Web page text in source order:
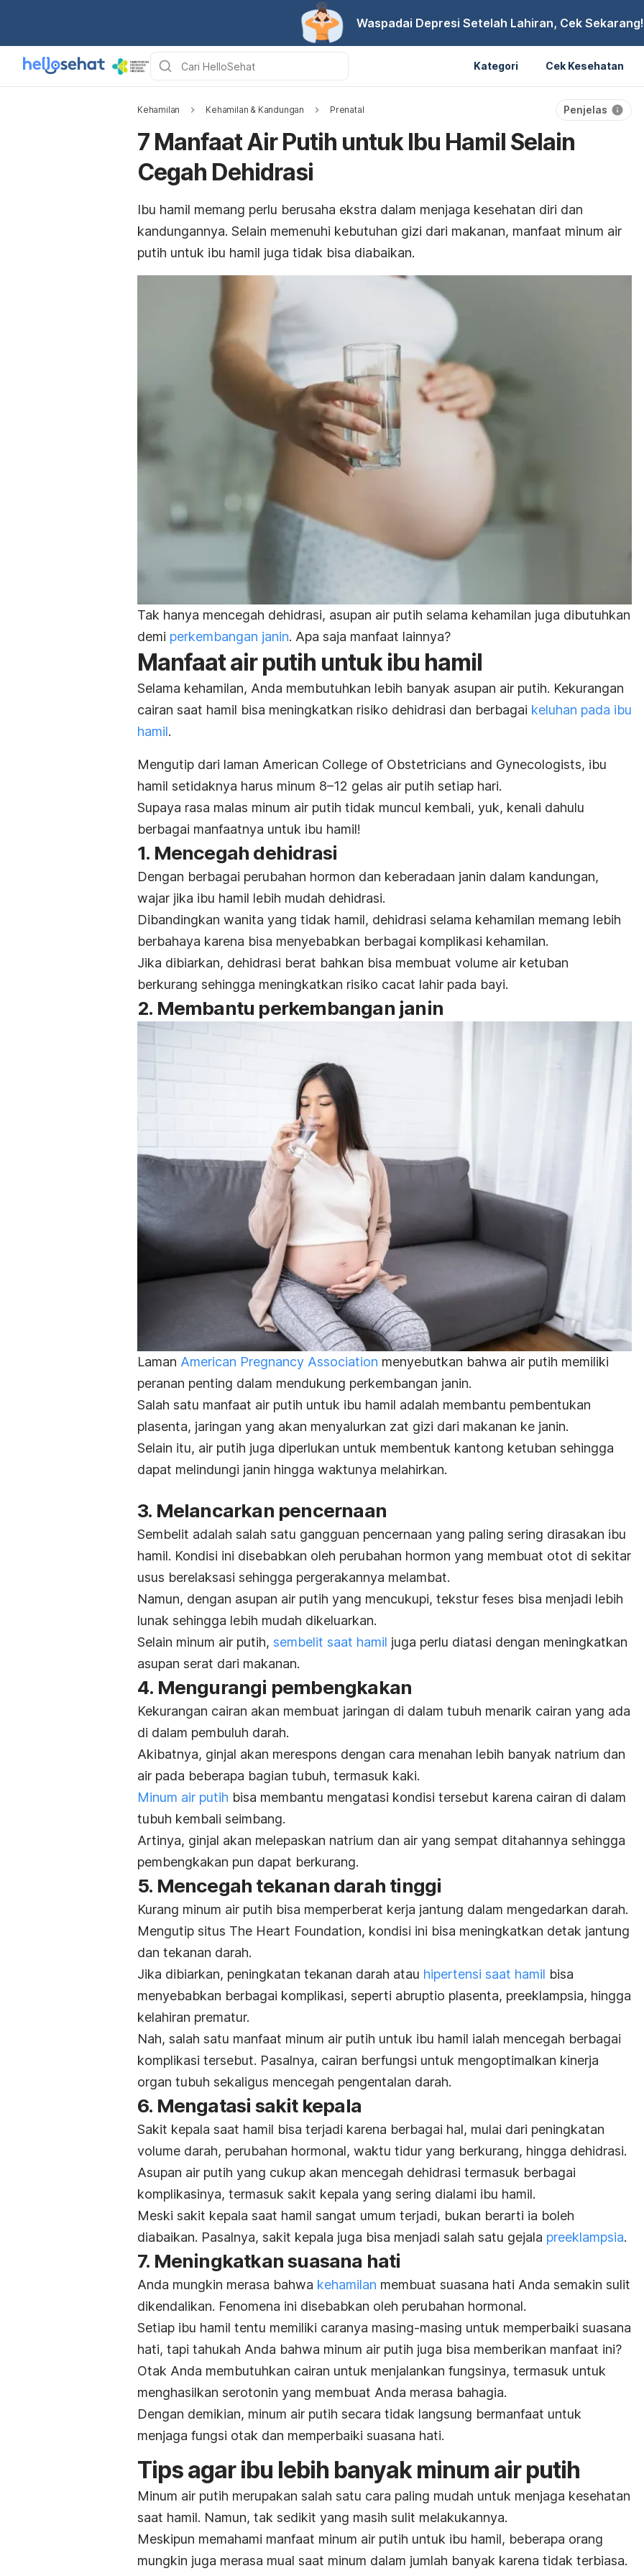
Waspadai Depresi Setelah Lahiran, Cek Sekarang!
Kategori Cek Kesehatan
Kehamilan Kehamilan & Kandungan Prenatal Penjelas
7 Manfaat Air Putih untuk Ibu Hamil Selain
Cegah Dehidrasi
Ibu hamil memang perlu berusaha ekstra dalam menjaga kesehatan diri dan
kandungannya. Selain memenuhi kebutuhan gizi dari makanan, manfaat minum air
putih untuk ibu hamil juga tidak bisa diabaikan.
Tak hanya mencegah dehidrasi, asupan air putih selama kehamilan juga dibutuhkan
demi perkembangan janin. Apa saja manfaat lainnya?
Manfaat air putih untuk ibu hamil
Selama kehamilan, Anda membutuhkan lebih banyak asupan air putih. Kekurangan
cairan saat hamil bisa meningkatkan risiko dehidrasi dan berbagai keluhan pada ibu
hamil.
Mengutip dari laman American College of Obstetricians and Gynecologists, ibu
hamil setidaknya harus minum 8–12 gelas air putih setiap hari.
Supaya rasa malas minum air putih tidak muncul kembali, yuk, kenali dahulu
berbagai manfaatnya untuk ibu hamil!
1. Mencegah dehidrasi
Dengan berbagai perubahan hormon dan keberadaan janin dalam kandungan,
wajar jika ibu hamil lebih mudah dehidrasi.
Dibandingkan wanita yang tidak hamil, dehidrasi selama kehamilan memang lebih
berbahaya karena bisa menyebabkan berbagai komplikasi kehamilan.
Jika dibiarkan, dehidrasi berat bahkan bisa membuat volume air ketuban
berkurang sehingga meningkatkan risiko cacat lahir pada bayi.
2. Membantu perkembangan janin
Laman American Pregnancy Association menyebutkan bahwa air putih memiliki
peranan penting dalam mendukung perkembangan janin.
Salah satu manfaat air putih untuk ibu hamil adalah membantu pembentukan
plasenta, jaringan yang akan menyalurkan zat gizi dari makanan ke janin.
Selain itu, air putih juga diperlukan untuk membentuk kantong ketuban sehingga
dapat melindungi janin hingga waktunya melahirkan.
3. Melancarkan pencernaan
Sembelit adalah salah satu gangguan pencernaan yang paling sering dirasakan ibu
hamil. Kondisi ini disebabkan oleh perubahan hormon yang membuat otot di sekitar
usus berelaksasi sehingga pergerakannya melambat.
Namun, dengan asupan air putih yang mencukupi, tekstur feses bisa menjadi lebih
lunak sehingga lebih mudah dikeluarkan.
Selain minum air putih, sembelit saat hamil juga perlu diatasi dengan meningkatkan
asupan serat dari makanan.
4. Mengurangi pembengkakan
Kekurangan cairan akan membuat jaringan di dalam tubuh menarik cairan yang ada
di dalam pembuluh darah.
Akibatnya, ginjal akan merespons dengan cara menahan lebih banyak natrium dan
air pada beberapa bagian tubuh, termasuk kaki.
Minum air putih bisa membantu mengatasi kondisi tersebut karena cairan di dalam
tubuh kembali seimbang.
Artinya, ginjal akan melepaskan natrium dan air yang sempat ditahannya sehingga
pembengkakan pun dapat berkurang.
5. Mencegah tekanan darah tinggi
Kurang minum air putih bisa memperberat kerja jantung dalam mengedarkan darah.
Mengutip situs The Heart Foundation, kondisi ini bisa meningkatkan detak jantung
dan tekanan darah.
Jika dibiarkan, peningkatan tekanan darah atau hipertensi saat hamil bisa
menyebabkan berbagai komplikasi, seperti abruptio plasenta, preeklampsia, hingga
kelahiran prematur.
Nah, salah satu manfaat minum air putih untuk ibu hamil ialah mencegah berbagai
komplikasi tersebut. Pasalnya, cairan berfungsi untuk mengoptimalkan kinerja
organ tubuh sekaligus mencegah pengentalan darah.
6. Mengatasi sakit kepala
Sakit kepala saat hamil bisa terjadi karena berbagai hal, mulai dari peningkatan
volume darah, perubahan hormonal, waktu tidur yang berkurang, hingga dehidrasi.
Asupan air putih yang cukup akan mencegah dehidrasi termasuk berbagai
komplikasinya, termasuk sakit kepala yang sering dialami ibu hamil.
Meski sakit kepala saat hamil sangat umum terjadi, bukan berarti ia boleh
diabaikan. Pasalnya, sakit kepala juga bisa menjadi salah satu gejala preeklampsia.
7. Meningkatkan suasana hati
Anda mungkin merasa bahwa kehamilan membuat suasana hati Anda semakin sulit
dikendalikan. Fenomena ini disebabkan oleh perubahan hormonal.
Setiap ibu hamil tentu memiliki caranya masing-masing untuk memperbaiki suasana
hati, tapi tahukah Anda bahwa minum air putih juga bisa memberikan manfaat ini?
Otak Anda membutuhkan cairan untuk menjalankan fungsinya, termasuk untuk
menghasilkan serotonin yang membuat Anda merasa bahagia.
Dengan demikian, minum air putih secara tidak langsung bermanfaat untuk
menjaga fungsi otak dan memperbaiki suasana hati.
Tips agar ibu lebih banyak minum air putih
Minum air putih merupakan salah satu cara paling mudah untuk menjaga kesehatan
saat hamil. Namun, tak sedikit yang masih sulit melakukannya.
Meskipun memahami manfaat minum air putih untuk ibu hamil, beberapa orang
mungkin juga merasa mual saat minum dalam jumlah banyak karena tidak terbiasa.